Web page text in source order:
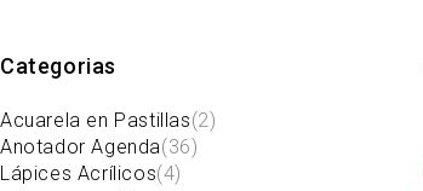
Categorias
Acuarela en Pastillas(2)
Anotador Agenda(36)
Lápices Acrílicos(4)